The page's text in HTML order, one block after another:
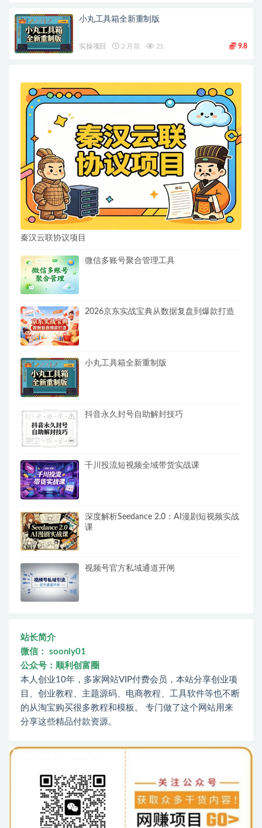
小丸工具箱全新重制版
实操项目 2 月前 21 9.8
秦汉云联协议项目
微信多账号聚合管理工具
2026京东实战宝典从数据复盘到爆款打造
小丸工具箱全新重制版
抖音永久封号自助解封技巧
千川投流短视频全域带货实战课
深度解析Seedance 2.0：AI漫剧短视频实战
课
视频号官方私域通道开闸
站长简介
微信： soonly01
公众号：顺利创富圈
本人创业10年，多家网站VIP付费会员，本站分享创业项
目、创业教程、主题源码、电商教程、工具软件等也不断
的从淘宝购买很多教程和模板。 专门做了这个网站用来
分享这些精品付款资源。